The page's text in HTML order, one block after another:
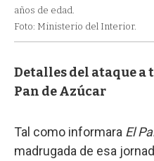
años de edad.
Foto: Ministerio del Interior.
Detalles del ataque a
Pan de Azúcar
Tal como informara El
madrugada de esa